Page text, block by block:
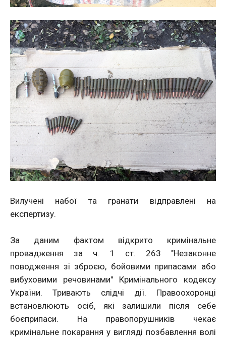
Вилучені набої та гранати відправлені на
експертизу.
За даним фактом відкрито кримінальне
провадження за ч. 1 ст. 263 "Незаконне
поводження зі зброєю, бойовими припасами або
вибуховими речовинами" Кримінального кодексу
України. Тривають слідчі дії. Правоохоронці
встановлюють осіб, які залишили після себе
боєприпаси. На правопорушників чекає
кримінальне покарання у вигляді позбавлення волі